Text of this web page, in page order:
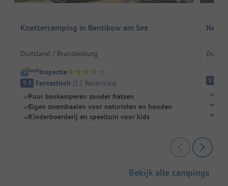
Knattercamping in Bantikow am See
Duitsland / Brandenburg
Inspectie
9.3 Fantastisch (12 Recensies)
Puur boskamperen zonder fratsen
Eigen zwembaaien voor naturisten en honden
Kinderboerderij en speeltuin voor kids
9.7
Bekijk alle campings